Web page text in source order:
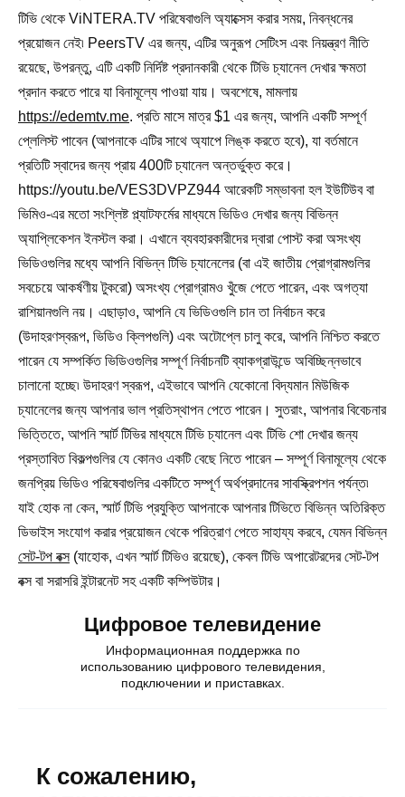
টিভি থেকে ViNTERA.TV পরিষেবাগুলি অ্যাক্সেস করার সময়, নিবন্ধনের
প্রয়োজন নেই৷ PeersTV এর জন্য, এটির অনুরূপ সেটিংস এবং নিয়ন্ত্রণ নীতি
রয়েছে, উপরন্তু, এটি একটি নির্দিষ্ট প্রদানকারী থেকে টিভি চ্যানেল দেখার ক্ষমতা
প্রদান করতে পারে যা বিনামূল্যে পাওয়া যায়। অবশেষে, মামলায়
https://edemtv.me. প্রতি মাসে মাত্র $1 এর জন্য, আপনি একটি সম্পূর্ণ
প্লেলিস্ট পাবেন (আপনাকে এটির সাথে অ্যাপে লিঙ্ক করতে হবে), যা বর্তমানে
প্রতিটি স্বাদের জন্য প্রায় 400টি চ্যানেল অন্তর্ভুক্ত করে।
https://youtu.be/VES3DVPZ944 আরেকটি সম্ভাবনা হল ইউটিউব বা
ভিমিও-এর মতো সংশ্লিষ্ট প্ল্যাটফর্মের মাধ্যমে ভিডিও দেখার জন্য বিভিন্ন
অ্যাপ্লিকেশন ইনস্টল করা। এখানে ব্যবহারকারীদের দ্বারা পোস্ট করা অসংখ্য
ভিডিওগুলির মধ্যে আপনি বিভিন্ন টিভি চ্যানেলের (বা এই জাতীয় প্রোগ্রামগুলির
সবচেয়ে আকর্ষণীয় টুকরো) অসংখ্য প্রোগ্রামও খুঁজে পেতে পারেন, এবং অগত্যা
রাশিয়ানগুলি নয়। এছাড়াও, আপনি যে ভিডিওগুলি চান তা নির্বাচন করে
(উদাহরণস্বরূপ, ভিডিও ক্লিপগুলি) এবং অটোপ্লে চালু করে, আপনি নিশ্চিত করতে
পারেন যে সম্পর্কিত ভিডিওগুলির সম্পূর্ণ নির্বাচনটি ব্যাকগ্রাউন্ডে অবিচ্ছিন্নভাবে
চালানো হচ্ছে৷ উদাহরণ স্বরূপ, এইভাবে আপনি যেকোনো বিদ্যমান মিউজিক
চ্যানেলের জন্য আপনার ভাল প্রতিস্থাপন পেতে পারেন। সুতরাং, আপনার বিবেচনার
ভিত্তিতে, আপনি স্মার্ট টিভির মাধ্যমে টিভি চ্যানেল এবং টিভি শো দেখার জন্য
প্রস্তাবিত বিকল্পগুলির যে কোনও একটি বেছে নিতে পারেন – সম্পূর্ণ বিনামূল্যে থেকে
জনপ্রিয় ভিডিও পরিষেবাগুলির একটিতে সম্পূর্ণ অর্থপ্রদানের সাবস্ক্রিপশন পর্যন্ত৷
যাই হোক না কেন, স্মার্ট টিভি প্রযুক্তি আপনাকে আপনার টিভিতে বিভিন্ন অতিরিক্ত
ডিভাইস সংযোগ করার প্রয়োজন থেকে পরিত্রাণ পেতে সাহায্য করবে, যেমন বিভিন্ন
সেট-টপ বক্স(যাহোক, এখন স্মার্ট টিভিও রয়েছে), কেবল টিভি অপারেটরদের সেট-টপ
বক্স বা সরাসরি ইন্টারনেট সহ একটি কম্পিউটার।